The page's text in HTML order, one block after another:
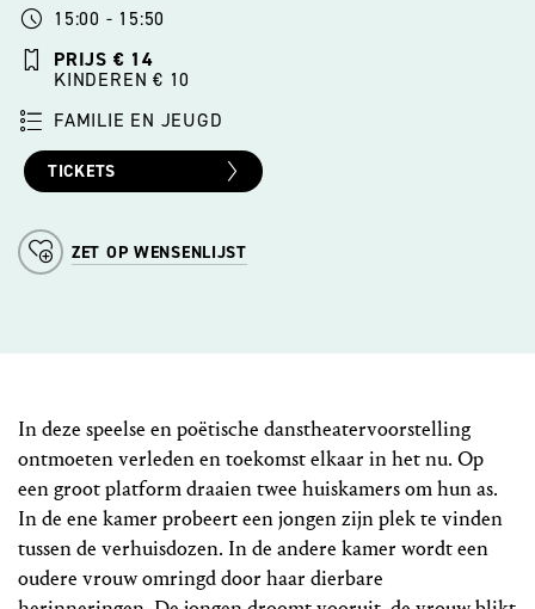
In deze speelse en poëtische danstheatervoorstelling
ontmoeten verleden en toekomst elkaar in het nu. Op
een groot platform draaien twee huiskamers om hun as.
In de ene kamer probeert een jongen zijn plek te vinden
tussen de verhuisdozen. In de andere kamer wordt een
oudere vrouw omringd door haar dierbare
15:00 - 15:50
PRIJS € 14
KINDEREN € 10
FAMILIE EN JEUGD
TICKETS
ZET OP WENSENLIJST